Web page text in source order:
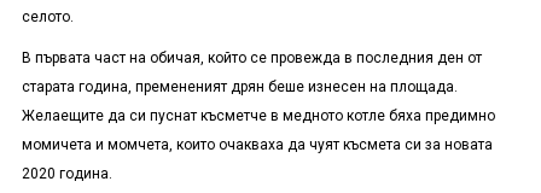
селото.
В първата част на обичая, който се провежда в последния ден от
старата година, премененият дрян беше изнесен на площада.
Желаещите да си пуснат късметче в медното котле бяха предимно
момичета и момчета, които очакваха да чуят късмета си за новата
2020 година.